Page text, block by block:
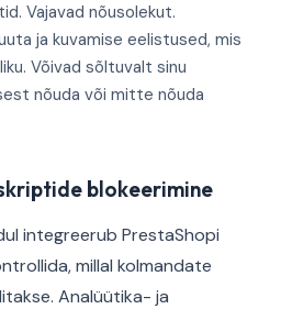
Vajavad nõusolekut.
ja kuvamise eelistused, mis
Võivad sõltuvalt sinu
nõuda või mitte nõuda
blokeerimine
integreerub PrestaShopi
millal kolmandate
Analüütika- ja